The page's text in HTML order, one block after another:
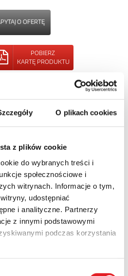
O plikach cookies
z plików cookie
do wybranych treści i
społecznościowe i
witrynach. Informacje o tym,
udostępniać
i analityczne. Partnerzy
z innymi podstawowymi
podczas korzystania
O OFERTĘ
POBIERZ
KARTĘ PRODUKTU
oferty